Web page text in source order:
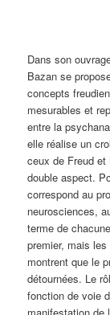
Dans son
Bazan se
concepts
mesurables et
entre la
elle réalise un
ceux de Freud et
double aspect.
correspond au
neurosciences,
terme de
premier, mais
montrent que le
détournées. Le
fonction de voie